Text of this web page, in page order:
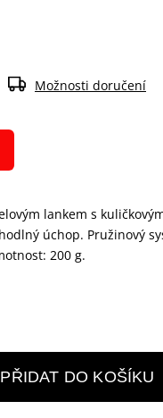
lankem s
úchop. Pružinový
200 g.
Možnosti doručení
PŘIDAT DO KOŠÍKU